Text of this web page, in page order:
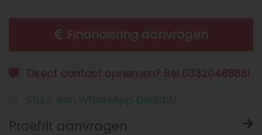
Financiering aanvragen
Direct contact opnemen? Bel 0332048888!
Proefrit aanvragen